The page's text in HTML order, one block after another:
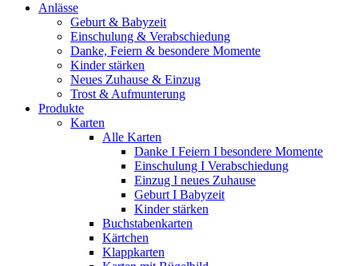
Anlässe
Geburt & Babyzeit
Einschulung & Verabschiedung
Danke, Feiern & besondere Momente
Kinder stärken
Neues Zuhause & Einzug
Trost & Aufmunterung
Produkte
Karten
Alle Karten
Danke I Feiern I besondere Momente
Einschulung I Verabschiedung
Einzug I neues Zuhause
Geburt I Babyzeit
Kinder stärken
Buchstabenkarten
Kärtchen
Klappkarten